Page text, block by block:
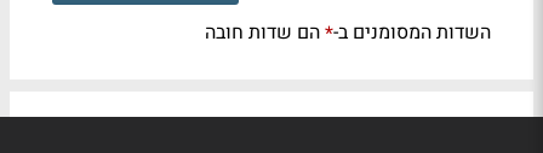
השדות המסומנים ב-*הם שדות חובה